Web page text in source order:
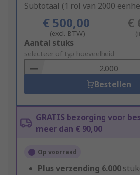
Subtotaal (1 rol van 2000
€ 500,00
(excl. BTW)
€
Add
to
Basket
Aantal stuks
selecteer of typ hoeveelheid
Bestellen
GRATIS bezorging voor
meer dan € 90,00
Op voorraad
Plus verzending 6.000